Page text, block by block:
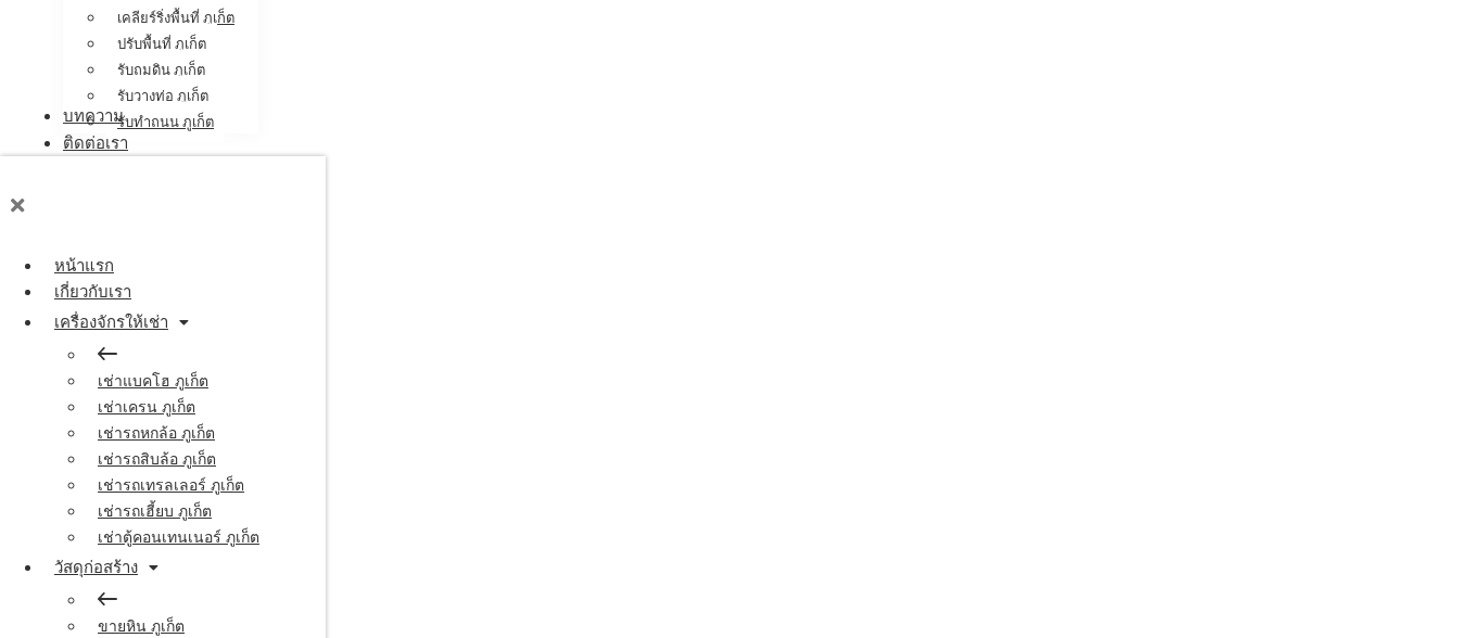
เคลียร์ริ่งพื้นที่ ภูเก็ต
ปรับพื้นที่ ภูเก็ต
รับถมดิน ภูเก็ต
รับวางท่อ ภูเก็ต
รับทำถนน ภูเก็ต
บทความ
ติดต่อเรา
หน้าแรก
เกี่ยวกับเรา
เครื่องจักรให้เช่า
เช่าแบคโฮ ภูเก็ต
เช่าเครน ภูเก็ต
เช่ารถหกล้อ ภูเก็ต
เช่ารถสิบล้อ ภูเก็ต
เช่ารถเทรลเลอร์ ภูเก็ต
เช่ารถเฮี้ยบ ภูเก็ต
เช่าตู้คอนเทนเนอร์ ภูเก็ต
วัสดุก่อสร้าง
ขายหิน ภูเก็ต